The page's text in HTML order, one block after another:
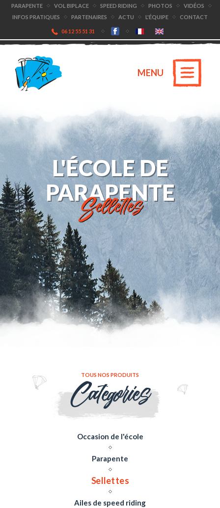
PARAPENTE VOL BIPLACE SPEED RIDING PHOTOS
VIDÉOS
INFOS PRATIQUES
PARTENAIRES ACTU L'ÉQUIPE CONTACT
06 12 55 51 31
MENU
L'ÉCOLE DE
PARAPENTE
Sellettes
TOUS NOS PRODUITS
Categories
Occasion de l'école
Parapente
Sellettes
Ailes de speed riding